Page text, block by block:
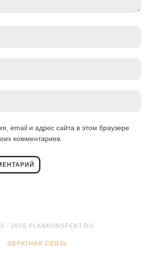
email и адрес сайта в этом браузере
комментариев.
- 2026 PLANKONSPEKT.RU
ОБРАТНАЯ СВЯЗЬ